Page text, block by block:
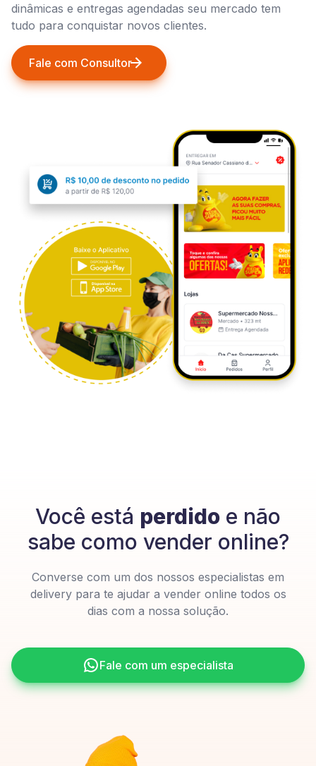
dinâmicas e entregas agendadas seu mercado tem
tudo para conquistar novos clientes.
Fale com Consultor
Você está perdido e não
sabe como vender online?
Converse com um dos nossos especialistas em
delivery para te ajudar a vender online todos os
dias com a nossa solução.
Fale com um especialista